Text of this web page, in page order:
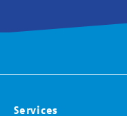
Services